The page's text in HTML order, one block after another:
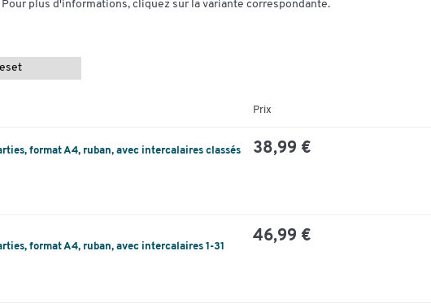
plus d'informations, cliquez sur la variante correspondante.
Prix
format A4, ruban, avec intercalaires classés
38,99 €
format A4, ruban, avec intercalaires 1-31
46,99 €